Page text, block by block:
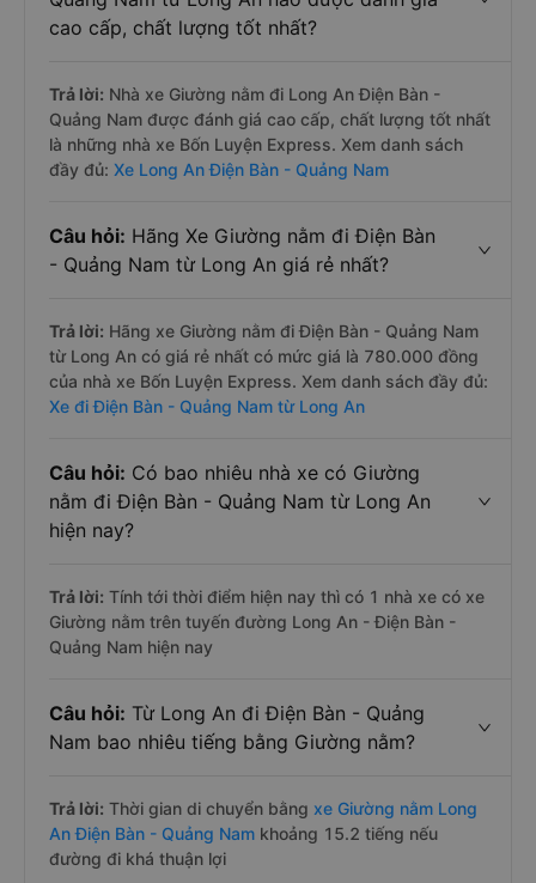
cao cấp, chất lượng tốt nhất?
Trả lời: Nhà xe Giường nằm đi Long An Điện Bàn -
Quảng Nam được đánh giá cao cấp, chất lượng tốt nhất
là những nhà xe Bốn Luyện Express. Xem danh sách
đầy đủ: Xe Long An Điện Bàn - Quảng Nam
Câu hỏi: Hãng Xe Giường nằm đi Điện Bàn
- Quảng Nam từ Long An giá rẻ nhất?
Trả lời: Hãng xe Giường nằm đi Điện Bàn - Quảng Nam
từ Long An có giá rẻ nhất có mức giá là 780.000 đồng
của nhà xe Bốn Luyện Express. Xem danh sách đầy đủ:
Xe đi Điện Bàn - Quảng Nam từ Long An
Câu hỏi: Có bao nhiêu nhà xe có Giường
nằm đi Điện Bàn - Quảng Nam từ Long An
hiện nay?
Trả lời: Tính tới thời điểm hiện nay thì có 1 nhà xe có xe
Giường nằm trên tuyến đường Long An - Điện Bàn -
Quảng Nam hiện nay
Câu hỏi: Từ Long An đi Điện Bàn - Quảng
Nam bao nhiêu tiếng bằng Giường nằm?
Trả lời: Thời gian di chuyển bằng xe Giường nằm Long
An Điện Bàn - Quảng Nam khoảng 15.2 tiếng nếu
đường đi khá thuận lợi